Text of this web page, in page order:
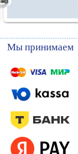
Мы принимаем